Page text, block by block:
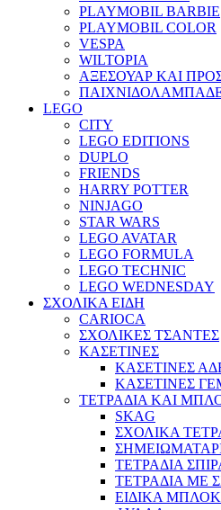
PLAYMOBIL BARBIE
PLAYMOBIL COLOR
VESPA
WILTOPIA
ΑΞΕΣΟΥΑΡ ΚΑΙ
LEGO
CITY
LEGO EDITIONS
DUPLO
FRIENDS
HARRY POTTER
NINJAGO
STAR WARS
LEGO AVATAR
LEGO FORMULA
LEGO TECHNIC
LEGO WEDNESDAY
ΣΧΟΛΙΚΑ ΕΙΔΗ
CARIOCA
ΣΧΟΛΙΚΕΣ ΤΣΑΝΤΕΣ
ΚΑΣΕΤΙΝΕΣ
ΚΑΣΕΤΙΝΕΣ
ΚΑΣΕΤΙΝΕΣ
ΤΕΤΡΑΔΙΑ ΚΑΙ
SKAG
ΣΧΟΛΙΚΑ
ΤΕΤΡΑΔΙΑ
ΤΕΤΡΑΔΙΑ ΜΕ
ΕΙΔΙΚΑ